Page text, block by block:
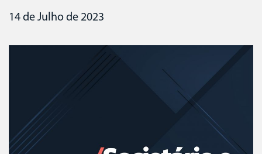
14 de Julho de 2023